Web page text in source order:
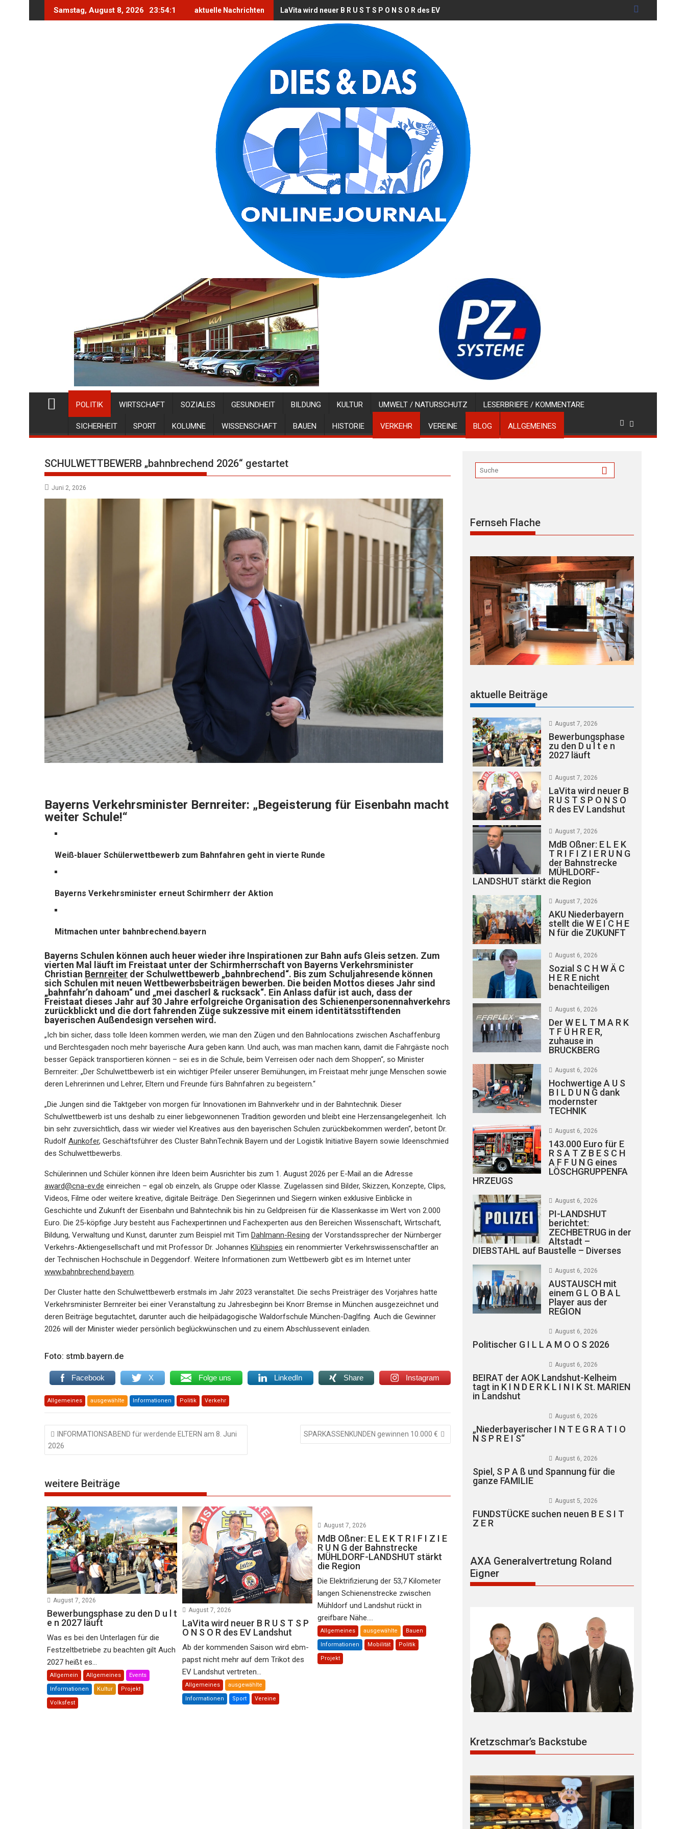
Samstag, August 8, 2026 23:54:2 aktuelle Nachrichten LaVita wird neuer B R U S T S P O N S O R des EV Landshut
POLITIK WIRTSCHAFT SOZIALES GESUNDHEIT BILDUNG KULTUR UMWELT / NATURSCHUTZ LESERBRIEFE / KOMMENTARE
SICHERHEIT SPORT KOLUMNE WISSENSCHAFT BAUEN HISTORIE VERKEHR VEREINE BLOG ALLGEMEINES
SCHULWETTBEWERB „bahnbrechend 2026“ gestartet
Juni 2, 2026
Bayerns Verkehrsminister Bernreiter: „Begeisterung für Eisenbahn macht
weiter Schule!“
Weiß-blauer Schülerwettbewerb zum Bahnfahren geht in vierte Runde
Bayerns Verkehrsminister erneut Schirmherr der Aktion
Mitmachen unter bahnbrechend.bayern
Bayerns Schulen können auch heuer wieder ihre Inspirationen zur Bahn aufs Gleis setzen. Zum
vierten Mal läuft im Freistaat unter der Schirmherrschaft von Bayerns Verkehrsminister
Christian Bernreiter der Schulwettbewerb „bahnbrechend“. Bis zum Schuljahresende können
sich Schulen mit neuen Wettbewerbsbeiträgen bewerben. Die beiden Mottos dieses Jahr sind
„bahnfahr’n dahoam“ und „mei dascherl & rucksack“. Ein Anlass dafür ist auch, dass der
Freistaat dieses Jahr auf 30 Jahre erfolgreiche Organisation des Schienenpersonennahverkehrs
zurückblickt und die dort fahrenden Züge sukzessive mit einem identitätsstiftenden
bayerischen Außendesign versehen wird.
„Ich bin sicher, dass tolle Ideen kommen werden, wie man den Zügen und den Bahnlocations zwischen Aschaffenburg
und Berchtesgaden noch mehr bayerische Aura geben kann. Und auch, was man machen kann, damit die Fahrgäste noch
besser Gepäck transportieren können – sei es in die Schule, beim Verreisen oder nach dem Shoppen“, so Minister
Bernreiter: „Der Schulwettbewerb ist ein wichtiger Pfeiler unserer Bemühungen, im Freistaat mehr junge Menschen sowie
deren Lehrerinnen und Lehrer, Eltern und Freunde fürs Bahnfahren zu begeistern.“
„Die Jungen sind die Taktgeber von morgen für Innovationen im Bahnverkehr und in der Bahntechnik. Dieser
Schulwettbewerb ist uns deshalb zu einer liebgewonnenen Tradition geworden und bleibt eine Herzensangelegenheit. Ich
bin sehr zuversichtlich, dass wir wieder viel Kreatives aus den bayerischen Schulen zurückbekommen werden“, betont Dr.
Rudolf Aunkofer, Geschäftsführer des Cluster BahnTechnik Bayern und der Logistik Initiative Bayern sowie Ideenschmied
des Schulwettbewerbs.
Schülerinnen und Schüler können ihre Ideen beim Ausrichter bis zum 1. August 2026 per E-Mail an die Adresse
award@cna-ev.de einreichen – egal ob einzeln, als Gruppe oder Klasse. Zugelassen sind Bilder, Skizzen, Konzepte, Clips,
Videos, Filme oder weitere kreative, digitale Beiträge. Den Siegerinnen und Siegern winken exklusive Einblicke in
Geschichte und Zukunft der Eisenbahn und Bahntechnik bis hin zu Geldpreisen für die Klassenkasse im Wert von 2.000
Euro. Die 25-köpfige Jury besteht aus Fachexpertinnen und Fachexperten aus den Bereichen Wissenschaft, Wirtschaft,
Bildung, Verwaltung und Kunst, darunter zum Beispiel mit Tim Dahlmann-Resing der Vorstandssprecher der Nürnberger
Verkehrs-Aktiengesellschaft und mit Professor Dr. Johannes Klühspies ein renommierter Verkehrswissenschaftler an
der Technischen Hochschule in Deggendorf. Weitere Informationen zum Wettbewerb gibt es im Internet unter
www.bahnbrechend.bayern.
Der Cluster hatte den Schulwettbewerb erstmals im Jahr 2023 veranstaltet. Die sechs Preisträger des Vorjahres hatte
Verkehrsminister Bernreiter bei einer Veranstaltung zu Jahresbeginn bei Knorr Bremse in München ausgezeichnet und
deren Beiträge begutachtet, darunter auch die heilpädagogische Waldorfschule München-Daglfing. Auch die Gewinner
2026 will der Minister wieder persönlich beglückwünschen und zu einem Abschlussevent einladen.
Foto: stmb.bayern.de
Facebook X Folge uns LinkedIn Share Instagram
Allgemeines ausgewählte Informationen Politik Verkehr
Beitragsnavigation
INFORMATIONSABEND für werdende ELTERN am 8. Juni
2026
SPARKASSENKUNDEN gewinnen 10.000 €
weitere Beiträge
August 7, 2026
Bewerbungsphase zu den D u l t
e n 2027 läuft
Was es bei den Unterlagen für die
Festzeltbetriebe zu beachten gilt Auch
2027 heißt es...
Allgemein Allgemeines Events
Informationen Kultur Projekt
Volksfest
August 7, 2026
LaVita wird neuer B R U S T S P
O N S O R des EV Landshut
Ab der kommenden Saison wird ebm-
papst nicht mehr auf dem Trikot des
EV Landshut vertreten...
Allgemeines ausgewählte
Informationen Sport Vereine
August 7, 2026
MdB Oßner: E L E K T R I F I Z I E
R U N G der Bahnstrecke
MÜHLDORF-LANDSHUT stärkt
die Region
Die Elektrifizierung der 53,7 Kilometer
langen Schienenstrecke zwischen
Mühldorf und Landshut rückt in
greifbare Nähe....
Allgemeines ausgewählte Bauen
Informationen Mobilität Politik
Projekt
Fernseh Flache
aktuelle Beiträge
August 7, 2026
Bewerbungsphase
zu den D u l t e n
2027 läuft
August 7, 2026
LaVita wird neuer B
R U S T S P O N S O
R des EV Landshut
August 7, 2026
MdB Oßner: E L E K
T R I F I Z I E R U N G
der Bahnstrecke
MÜHLDORF-
LANDSHUT stärkt die Region
August 7, 2026
AKU Niederbayern
stellt die W E I C H E
N für die ZUKUNFT
August 6, 2026
Sozial S C H W Ä C
H E R E nicht
benachteiligen
August 6, 2026
Der W E L T M A R K
T F Ü H R E R,
zuhause in
BRUCKBERG
August 6, 2026
Hochwertige A U S
B I L D U N G dank
modernster
TECHNIK
August 6, 2026
143.000 Euro für E
R S A T Z B E S C H
A F F U N G eines
LÖSCHGRUPPENFA
HRZEUGS
August 6, 2026
PI-LANDSHUT
berichtet:
ZECHBETRUG in der
Altstadt –
DIEBSTAHL auf Baustelle – Diverses
August 6, 2026
AUSTAUSCH mit
einem G L O B A L
Player aus der
REGION
August 6, 2026
Politischer G I L L A M O O S 2026
August 6, 2026
BEIRAT der AOK Landshut-Kelheim
tagt in K I N D E R K L I N I K St. MARIEN
in Landshut
August 6, 2026
„Niederbayerischer I N T E G R A T I O
N S P R E I S“
August 6, 2026
Spiel, S P A ß und Spannung für die
ganze FAMILIE
August 5, 2026
FUNDSTÜCKE suchen neuen B E S I T
Z E R
AXA Generalvertretung Roland
Eigner
Kretzschmar’s Backstube